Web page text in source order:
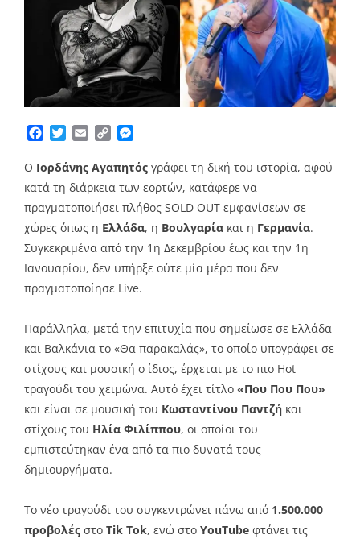
Facebook
TwitterEmailCopy
Ο Ιορδάνης Αγαπητός γράφει τη δική του ιστορία, αφού
κατά τη διάρκεια των εορτών, κατάφερε να
πραγματοποιήσει πλήθος SOLD OUT εμφανίσεων σε
χώρες όπως η Ελλάδα, η Βουλγαρία και η Γερμανία.
Συγκεκριμένα από την 1η Δεκεμβρίου έως και την 1η
Ιανουαρίου, δεν υπήρξε ούτε μία μέρα που δεν
πραγματοποίησε Live.
Παράλληλα, μετά την επιτυχία που σημείωσε σε Ελλάδα
και Βαλκάνια το «Θα παρακαλάς», το οποίο υπογράφει σε
στίχους και μουσική ο ίδιος, έρχεται με το πιο Hot
τραγούδι του χειμώνα. Αυτό έχει τίτλο «Που Που Που»
και είναι σε μουσική του Κωσταντίνου Παντζή και
στίχους του Ηλία Φιλίππου, οι οποίοι του
εμπιστεύτηκαν ένα από τα πιο δυνατά τους
δημιουργήματα.
Το νέο τραγούδι του συγκεντρώνει πάνω από 1.500.000
προβολές στο Tik Tok, ενώ στο YouTube φτάνει τις